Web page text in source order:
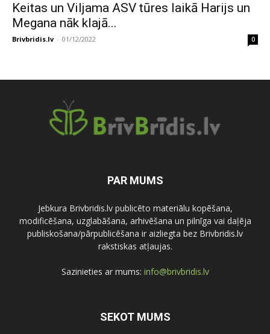
Keitas un Viljama ASV tūres laikā Harijs un
Megana nāk klajā...
Brivbridis.lv - 01/12/2022 0
PAR MUMS
Jebkura Brivbridis.lv publicēto materiālu kopēšana,
modificēšana, uzglabāšana, arhivēšana un pilnīga vai daļēja
publiskošana/pārpublicēšana ir aizliegta bez Brivbridis.lv
rakstiskas atļaujas.
Sazinieties ar mums: info@brivbridis.lv
SEKOT MUMS